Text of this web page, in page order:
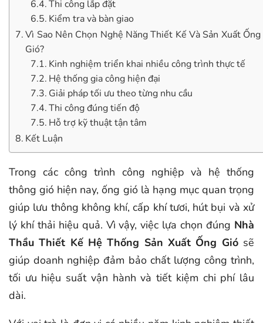
Thi công lắp đặt
Kiểm tra và bàn giao
Vì Sao Nên Chọn Nghệ Năng Thiết Kế Và Sản Xuất Ống
Gió?
Kinh nghiệm triển khai nhiều công trình thực tế
Hệ thống gia công hiện đại
Giải pháp tối ưu theo từng nhu cầu
Thi công đúng tiến độ
Hỗ trợ kỹ thuật tận tâm
Kết Luận
Trong các công trình công nghiệp và hệ thống
thông gió hiện nay, ống gió là hạng mục quan trọng
giúp lưu thông không khí, cấp khí tươi, hút bụi và xử
lý khí thải hiệu quả. Vì vậy, việc lựa chọn đúng Nhà
Thầu Thiết Kế Hệ Thống Sản Xuất Ống Giósẽ
giúp doanh nghiệp đảm bảo chất lượng công trình,
tối ưu hiệu suất vận hành và tiết kiệm chi phí lâu
dài.